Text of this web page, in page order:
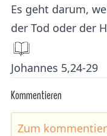
Es geht darum,
der Tod oder der
Johannes 5,24-29
Kommentieren
Zum